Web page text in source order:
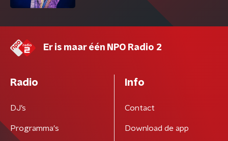
Er is maar één NPO Radio 2
Radio
DJ’s
Programma's
Info
Contact
Download de app